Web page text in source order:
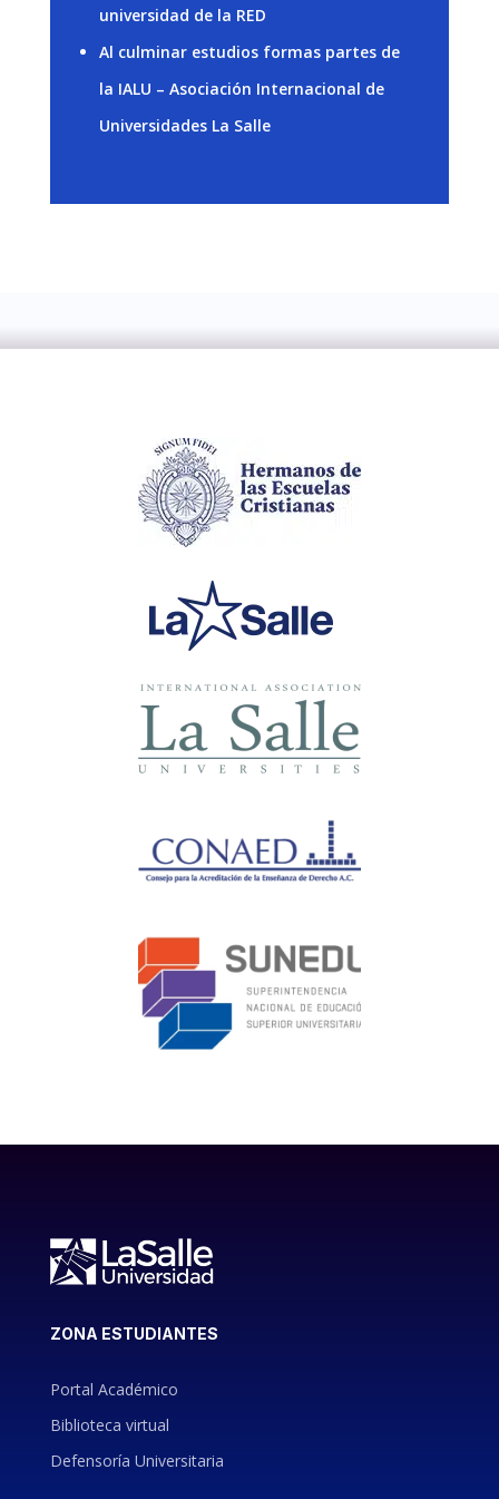
universidad de la RED
Al culminar estudios formas partes de
la IALU – Asociación Internacional de
Universidades La Salle
ZONA ESTUDIANTES
Portal Académico
Biblioteca virtual
Defensoría Universitaria